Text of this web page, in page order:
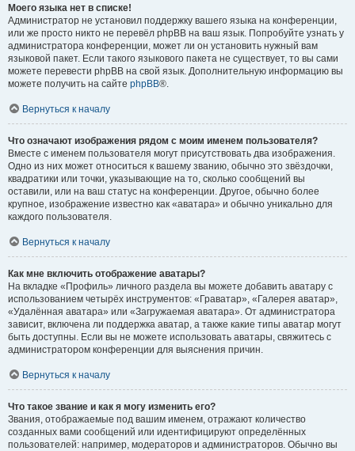
Моего языка нет в списке!
Администратор не установил поддержку вашего языка на конференции,
или же просто никто не перевёл phpBB на ваш язык. Попробуйте узнать у
администратора конференции, может ли он установить нужный вам
языковой пакет. Если такого языкового пакета не существует, то вы сами
можете перевести phpBB на свой язык. Дополнительную информацию вы
можете получить на сайте phpBB®.
Вернуться к началу
Что означают изображения рядом с моим именем пользователя?
Вместе с именем пользователя могут присутствовать два изображения.
Одно из них может относиться к вашему званию, обычно это звёздочки,
квадратики или точки, указывающие на то, сколько сообщений вы
оставили, или на ваш статус на конференции. Другое, обычно более
крупное, изображение известно как «аватара» и обычно уникально для
каждого пользователя.
Вернуться к началу
Как мне включить отображение аватары?
На вкладке «Профиль» личного раздела вы можете добавить аватару с
использованием четырёх инструментов: «Граватар», «Галерея аватар»,
«Удалённая аватара» или «Загружаемая аватара». От администратора
зависит, включена ли поддержка аватар, а также какие типы аватар могут
быть доступны. Если вы не можете использовать аватары, свяжитесь с
администратором конференции для выяснения причин.
Вернуться к началу
Что такое звание и как я могу изменить его?
Звания, отображаемые под вашим именем, отражают количество
созданных вами сообщений или идентифицируют определённых
пользователей: например, модераторов и администраторов. Обычно вы